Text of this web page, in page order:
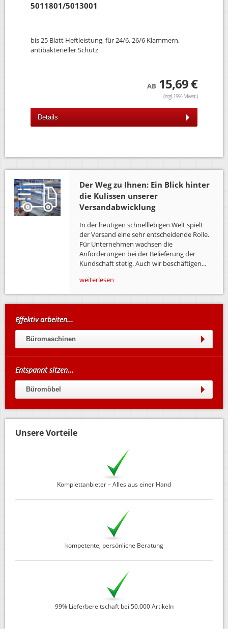
5011801/5013001
bis 25 Blatt Heftleistung, für 24/6, 26/6 Klammern,
antibakterieller Schutz
AB 15,69 €
(zzgl.19% Mwst.)
Details
Der Weg zu Ihnen: Ein Blick hinter
die Kulissen unserer
Versandabwicklung
In der heutigen schnelllebigen Welt spielt
der Versand eine sehr entscheidende Rolle.
Für Unternehmen wachsen die
Anforderungen bei der Belieferung der
Kundschaft stetig. Auch wir beschäftigen...
weiterlesen
Effektiv arbeiten...
Büromaschinen
Entspannt sitzen...
Büromöbel
Unsere Vorteile
Komplettanbieter – Alles aus einer Hand
kompetente, persönliche Beratung
99% Lieferbereitschaft bei 50.000 Artikeln